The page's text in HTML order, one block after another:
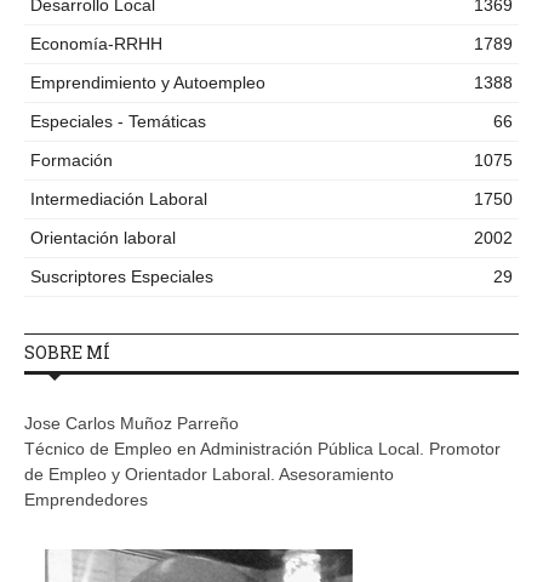
Desarrollo Local
1369
Economía-RRHH
1789
Emprendimiento y Autoempleo
1388
Especiales - Temáticas
66
Formación
1075
Intermediación Laboral
1750
Orientación laboral
2002
Suscriptores Especiales
29
SOBRE MÍ
Jose Carlos Muñoz Parreño
Técnico de Empleo en Administración Pública Local. Promotor
de Empleo y Orientador Laboral. Asesoramiento
Emprendedores